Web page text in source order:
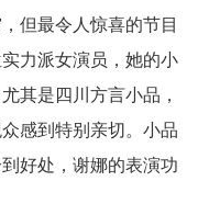
但最令人惊喜的节目
力派女演员，她的小
其是四川方言小品，
感到特别亲切。小品
好处，谢娜的表演功